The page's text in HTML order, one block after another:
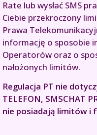
Rate lub wysłać SMS
Ciebie przekroczony
Prawa
informację o sposobie
Operatorów oraz o
nałożonych limitów.
Regulacja PT nie
TELEFON, SMSCHAT
nie posiadają limitów i